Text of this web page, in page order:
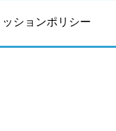
ションポリシー